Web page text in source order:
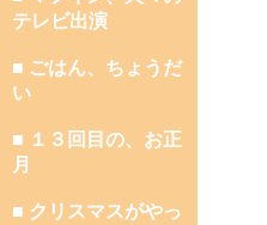
テレビ出演
■ ごはん、ちょうだ
い
■ １３回目の、お正
月
■ クリスマスがやっ